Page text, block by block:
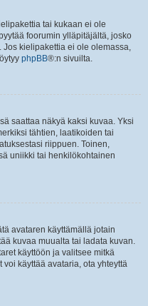
tai kukaan ei ole
foorumin ylläpitäjältä, josko
kielipakettia ei ole olemassa,
phpBB®:n sivuilta.
saattaa näkyä kaksi kuvaa. Yksi
tähtien, laatikoiden tai
riippuen. Toinen,
uniikki tai henkilökohtainen
avataren käyttämällä jotain
kuvaa muualta tai ladata kuvan.
käyttöön ja valitsee mitkä
käyttää avataria, ota yhteyttä